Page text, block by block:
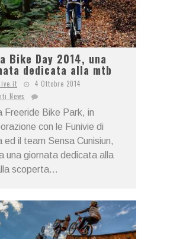
Bike Day 2014, una
dedicata alla mtb
4 Ottobre 2014
News
Freeride Bike Park, in
con le Funivie di
ed il team Sensa Cunisiun,
una giornata dedicata alla
scoperta...